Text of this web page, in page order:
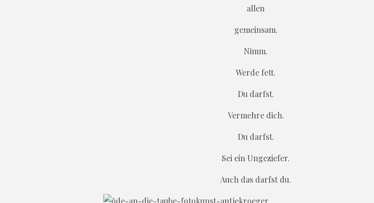
allen
gemeinsam.
Nimm.
Werde fett.
Du darfst.
Vermehre dich.
Du darfst.
Sei ein Ungeziefer.
Auch das darfst du.